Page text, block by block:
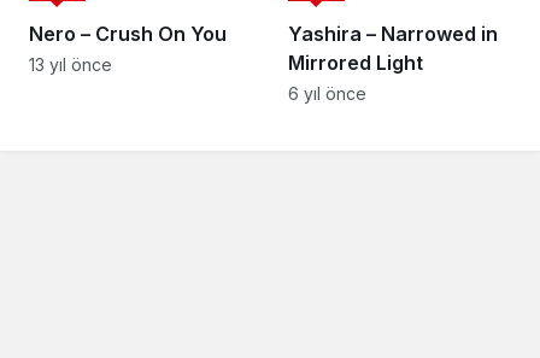
Nero – Crush On You
13 yıl önce
Yashira – Narrowed in
Mirrored Light
6 yıl önce